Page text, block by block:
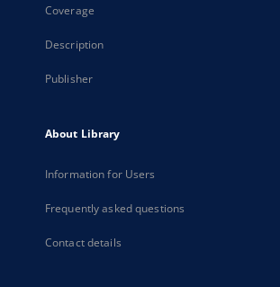
Coverage
Description
Publisher
About Library
Information for Users
Frequently asked questions
Contact details